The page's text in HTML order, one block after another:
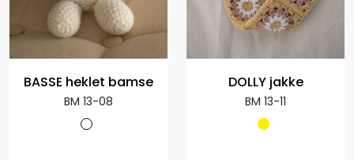
BASSE heklet bamse
BM 13-08
DOLLY jakke
BM 13-11